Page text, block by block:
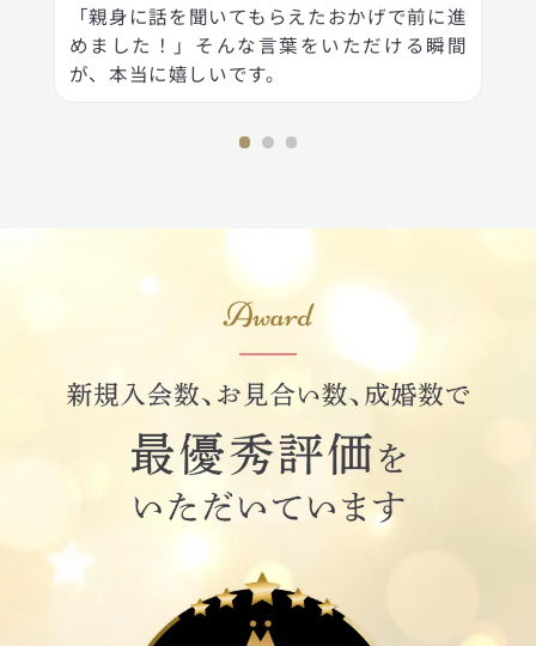
「親身に話を聞いてもらえたおかげで前に進
めました！」そんな言葉をいただける瞬間
が、本当に嬉しいです。